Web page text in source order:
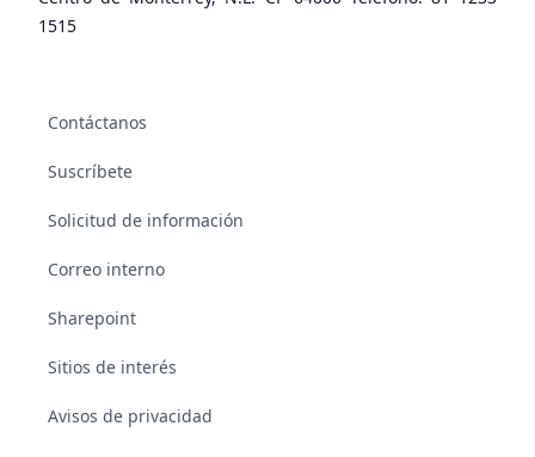
1515
Contáctanos
Suscríbete
Solicitud de información
Correo interno
Sharepoint
Sitios de interés
Avisos de privacidad